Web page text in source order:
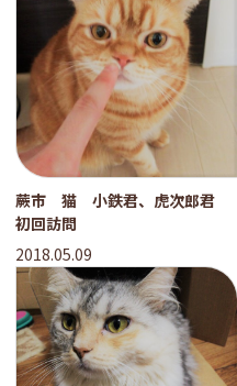
蕨市 猫 小鉄君、虎次郎君
初回訪問
2018.05.09